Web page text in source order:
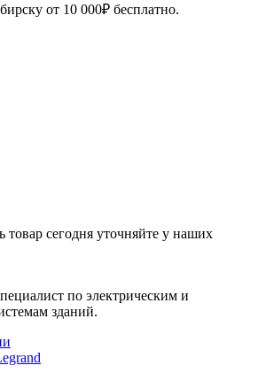
от 10 000₽ бесплатно.
товар сегодня уточняйте у наших
по электрическим и
зданий.